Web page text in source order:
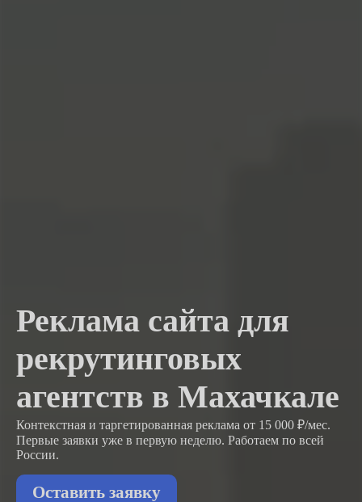
Реклама сайта для
рекрутинговых
агентств в Махачкале
Контекстная и таргетированная реклама от 15 000 ₽/мес.
Первые заявки уже в первую неделю. Работаем по всей
России.
Оставить заявку